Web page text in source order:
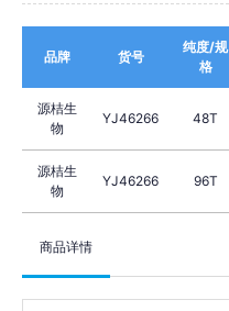
品牌 货号
纯度/规
格
源桔生
物
YJ46266 48T
源桔生
物
YJ46266 96T
商品详情